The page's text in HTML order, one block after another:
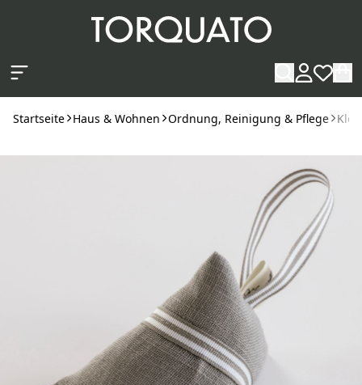
Startseite Haus & Wohnen Ordnung, Reinigung & Pflege